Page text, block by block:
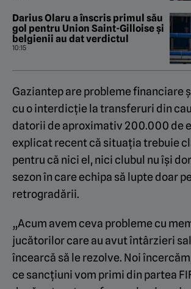
Darius Olaru a înscris primul său
gol pentru Union Saint-Gilloise și
belgienii au dat verdictul
10:15
Gaziantep are probleme financiare
cu o interdicție la transferuri din
datorii de aproximativ 200.000 de
explicat recent că situația trebuie
pentru că nici el, nici clubul nu își
sezon în care echipa să lupte doar
retrogradării.
„Acum avem ceva probleme cu
jucătorilor care au avut întârzieri
încearcă să le rezolve. Noi
ce sancțiuni vom primi din partea